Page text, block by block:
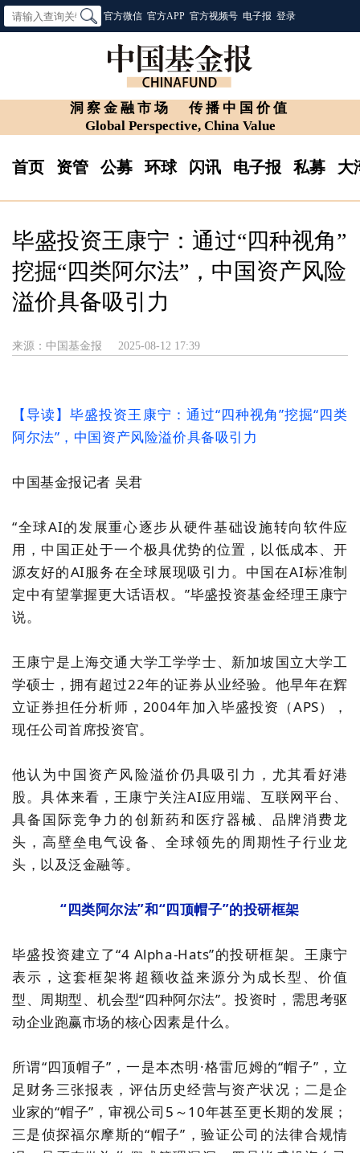
官方微信 官方APP 官方视频号 电子报 登录
洞察金融市场
传播中国价值
Global Perspective, China Value
首页 资管 公募 环球 闪讯 电子报 私募 大
毕盛投资王康宁：通过“四种视角”
挖掘“四类阿尔法”，中国资产风险
溢价具备吸引力
来源：中国基金报 2025-08-12 17:39
【导读】毕盛投资王康宁 ： 通过“四种视角”挖掘“四类
阿尔法”，中国资产风险溢价具备吸引力
中国基金报记者 吴君
“全球AI的发展重心逐步从硬件基础设施转向软件应
用，中国正处于一个极具优势的位置，以低成本、开
源友好的AI服务在全球展现吸引力。 中国在AI标准制
定中有望掌握更大话语权。”毕盛投资基金经理王康宁
说。
王康宁是上海交通大学工学学士、新加坡国立大学工
学硕士，拥有超过22年的证券从业经验。他早年在辉
立证券担任分析师，2004年加入毕盛投资 （APS）
，
现任公司首席投资官。
他认为中国资产风险溢价仍具吸引力，尤其看好港
股。具体来看，王康宁关注AI应用端、互联网平台、
具备国际竞争力的创新药和医疗器械、品牌消费龙
头，高壁垒电气设备、全球领先的周期性子行业龙
头，以及泛金融等。
“四类阿尔法”和“四顶帽子”的投研框架
毕盛投资建立了“4 Alpha-Hats”的投研框架。王康宁
表示，这套框架将超额收益来源分为成长型、价值
型、周期型、机会型“四种阿尔法”。投资时，需思考驱
动企业跑赢市场的核心因素是什么。
所谓“四顶帽子”，一是本杰明·格雷厄姆的“帽子” ，立
足财务三张报表，评估历史经营与资产状况；二是企
业家的“帽子” ，审视公司5～10年甚至更长期的发展；
三是侦探福尔摩斯的“帽子” ，验证公司的法律合规情